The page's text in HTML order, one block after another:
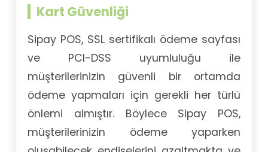
Kart Güvenliği
Sipay POS, SSL sertifikalı ödeme sayfası
ve PCI-DSS uyumluluğu ile
müşterilerinizin güvenli bir ortamda
ödeme yapmaları için gerekli her türlü
önlemi almıştır. Böylece Sipay POS,
müşterilerinizin ödeme yaparken